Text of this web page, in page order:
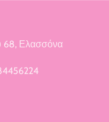
68, Ελασσόνα